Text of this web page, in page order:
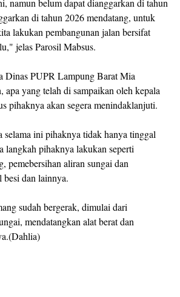
namun belum dapat dianggarkan di tahun
di tahun 2026 mendatang, untuk
lakukan pembangunan jalan bersifat
jelas Parosil Mabsus.
Dinas PUPR Lampung Barat Mia
apa yang telah di sampaikan oleh kepala
pihaknya akan segera menindaklanjuti.
ini pihaknya tidak hanya tinggal
langkah pihaknya lakukan seperti
pemebersihan aliran sungai dan
besi dan lainnya.
sudah bergerak, dimulai dari
mendatangkan alat berat dan